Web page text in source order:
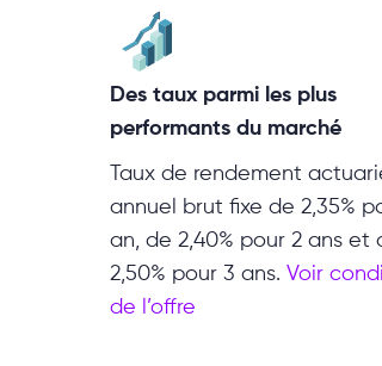
Des taux parmi les plus
performants du marché
Taux de rendement
annuel brut fixe de 2,35%
an, de 2,40% pour 2 ans et
2,50% pour 3 ans. Voir
de l’offre